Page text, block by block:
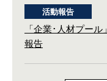
活動報告
「企業･人材プー
報告